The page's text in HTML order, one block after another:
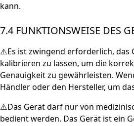
kann.
7.4 FUNKTIONSWEISE DES
⚠️Es ist zwingend erforderlich, das
kalibrieren zu lassen, um die
Genauigkeit zu gewährleisten.
Händler oder den Hersteller, um
⚠️Das Gerät darf nur von
bedient werden. Das Gerät ist ein